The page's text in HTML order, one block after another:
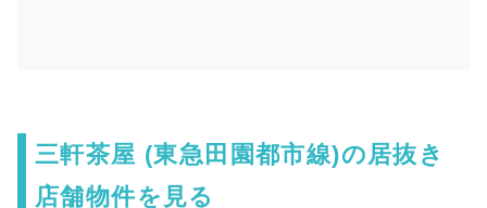
三軒茶屋 (東急田園都市線)の居抜き
店舗物件を見る